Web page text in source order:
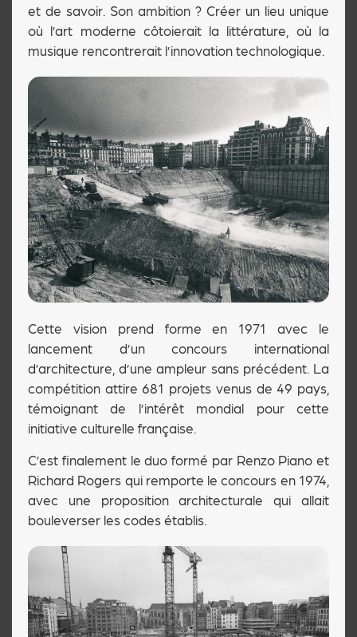
et de savoir. Son ambition ? Créer un lieu unique
où l’art moderne côtoierait la littérature, où la
musique rencontrerait l’innovation technologique.
Cette vision prend forme en 1971 avec le
lancement d’un concours international
d’architecture, d’une ampleur sans précédent. La
compétition attire 681 projets venus de 49 pays,
témoignant de l’intérêt mondial pour cette
initiative culturelle française.
C’est finalement le duo formé par Renzo Piano et
Richard Rogers qui remporte le concours en 1974,
avec une proposition architecturale qui allait
bouleverser les codes établis.